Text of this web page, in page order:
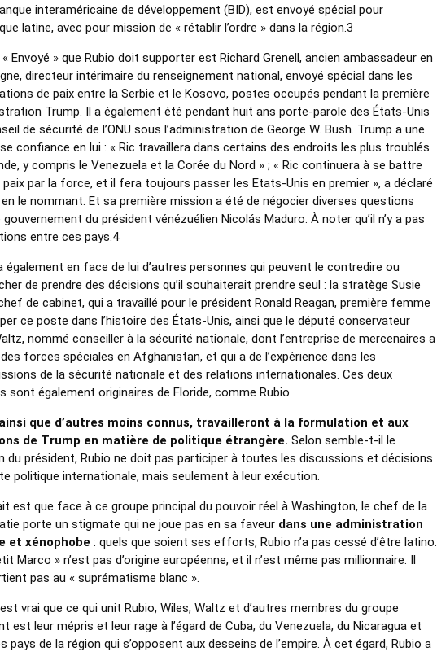
interaméricaine de développement (BID), est envoyé spécial pour
latine, avec pour mission de « rétablir l’ordre » dans la région.3
« Envoyé » que Rubio doit supporter est Richard Grenell, ancien ambassadeur en
directeur intérimaire du renseignement national, envoyé spécial dans les
de paix entre la Serbie et le Kosovo, postes occupés pendant la première
Trump. Il a également été pendant huit ans porte-parole des États-Unis
de sécurité de l’ONU sous l’administration de George W. Bush. Trump a une
confiance en lui : « Ric travaillera dans certains des endroits les plus troublés
y compris le Venezuela et la Corée du Nord » ; « Ric continuera à se battre
paix par la force, et il fera toujours passer les Etats-Unis en premier », a déclaré
le nommant. Et sa première mission a été de négocier diverses questions
gouvernement du président vénézuélien Nicolás Maduro. À noter qu’il n’y a pas
entre ces pays.4
également en face de lui d’autres personnes qui peuvent le contredire ou
de prendre des décisions qu’il souhaiterait prendre seul : la stratège Susie
de cabinet, qui a travaillé pour le président Ronald Reagan, première femme
ce poste dans l’histoire des États-Unis, ainsi que le député conservateur
nommé conseiller à la sécurité nationale, dont l’entreprise de mercenaires a
forces spéciales en Afghanistan, et qui a de l’expérience dans les
de la sécurité nationale et des relations internationales. Ces deux
sont également originaires de Floride, comme Rubio.
que d’autres moins connus, travailleront à la formulation et aux
de Trump en matière de politique étrangère. Selon semble-t-il le
du président, Rubio ne doit pas participer à toutes les discussions et décisions
politique internationale, mais seulement à leur exécution.
est que face à ce groupe principal du pouvoir réel à Washington, le chef de la
porte un stigmate qui ne joue pas en sa faveur dans une administration
et xénophobe : quels que soient ses efforts, Rubio n’a pas cessé d’être latino.
Marco » n’est pas d’origine européenne, et il n’est même pas millionnaire. Il
pas au « suprématisme blanc ».
vrai que ce qui unit Rubio, Wiles, Waltz et d’autres membres du groupe
est leur mépris et leur rage à l’égard de Cuba, du Venezuela, du Nicaragua et
pays de la région qui s’opposent aux desseins de l’empire. À cet égard, Rubio a